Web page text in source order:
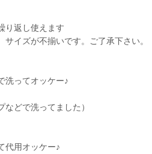
り返し使えます
イズが不揃いです。ご了承下さい。
洗ってオッケー♪
などで洗ってました）
代用オッケー♪